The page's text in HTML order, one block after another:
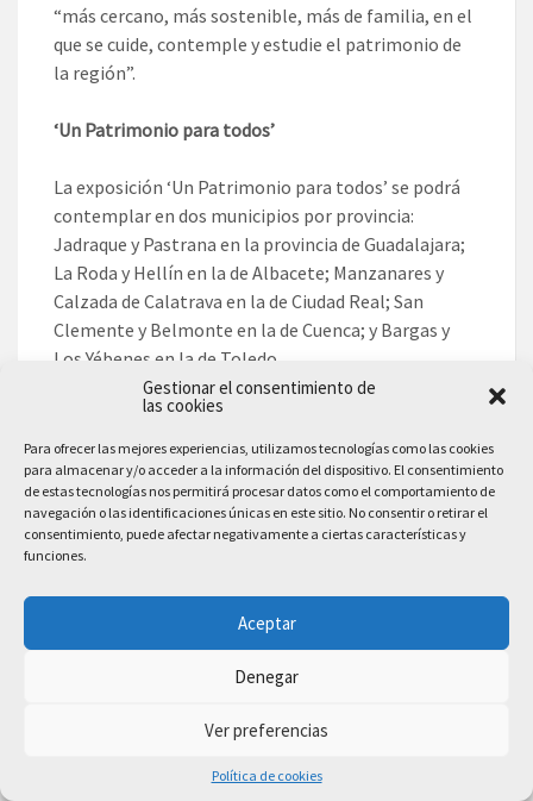
Gestionar el consentimiento de
las cookies
Para ofrecer las mejores experiencias, utilizamos tecnologías como las cookies
para almacenar y/o acceder a la información del dispositivo. El consentimiento
de estas tecnologías nos permitirá procesar datos como el comportamiento de
navegación o las identificaciones únicas en este sitio. No consentir o retirar el
consentimiento, puede afectar negativamente a ciertas características y
funciones.
Aceptar
Denegar
Ver preferencias
Política de cookies
“más cercano, más sostenible, más de familia, en el
que se cuide, contemple y estudie el patrimonio de
la región”.
‘Un Patrimonio para todos’
La exposición ‘Un Patrimonio para todos’ se podrá
contemplar en dos municipios por provincia:
Jadraque y Pastrana en la provincia de Guadalajara;
La Roda y Hellín en la de Albacete; Manzanares y
Calzada de Calatrava en la de Ciudad Real; San
Clemente y Belmonte en la de Cuenca; y Bargas y
Los Yébenes en la de Toledo.
Las fotografías han sido realizadas por David
Blázquez. Todas ellas se exhiben en 21 paneles de
1,42 metros de lado y cuentan con información
adicional, que puede consultarse a través de un
código QR y en la que se muestran plazas,
ayuntamientos, castillos, murallas, palacios,
‘Plazas y ayuntamientos’, ‘Castillos y murallas’,
un último apartado dedicado a ‘Sitios Singulares’.
exceptuando la última que contiene diez